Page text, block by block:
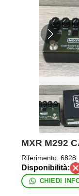
MXR M292
Riferimento: 6828
CHIEDI